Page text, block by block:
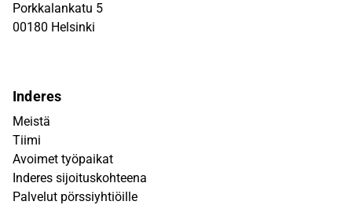
Porkkalankatu 5
00180 Helsinki
Inderes
Meistä
Tiimi
Avoimet työpaikat
Inderes sijoituskohteena
Palvelut pörssiyhtiöille